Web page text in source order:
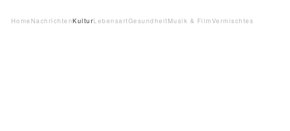
Home NachrichtenKulturLebensartGesundheitMusik & FilmVermischtes